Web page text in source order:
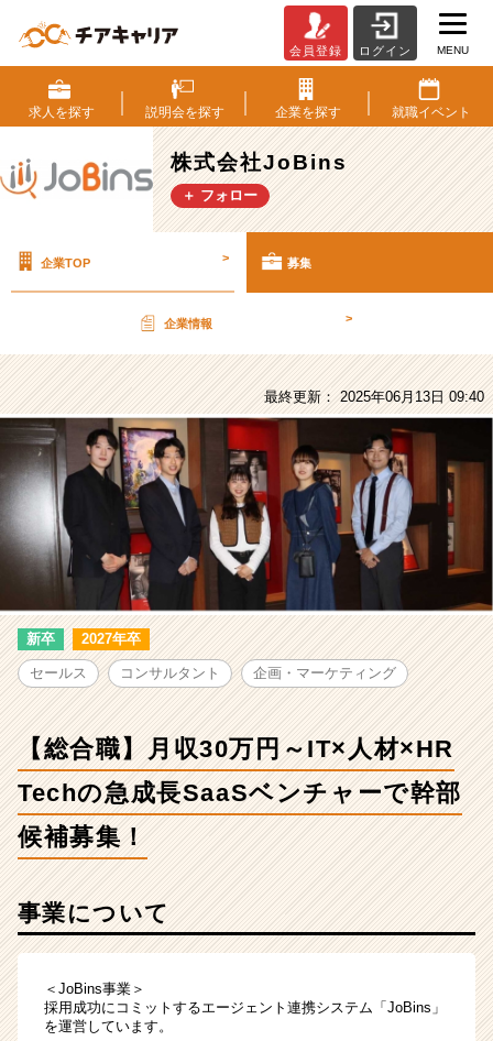
式
会
社
JoBins
の
採
-
【総
職】
万
円
～
IT×
材
Tech
急
成
ベ
ン
チ
候
集！
会員登録 ログイン MENU
求人を探す 説明会を探す 企業を探す 就職イベント
株式会社JoBins
＋ フォロー
企業TOP > 募集
企業情報 >
最終更新： 2025年06月13日 09:40
新卒 2027年卒
セールス コンサルタント 企画・マーケティング
【総合職】月収30万円～IT×人材×HR
Techの急成長SaaSベンチャーで幹部
候補募集！
事業について
＜JoBins事業＞
採用成功にコミットするエージェント連携システム「JoBins」
を運営しています。